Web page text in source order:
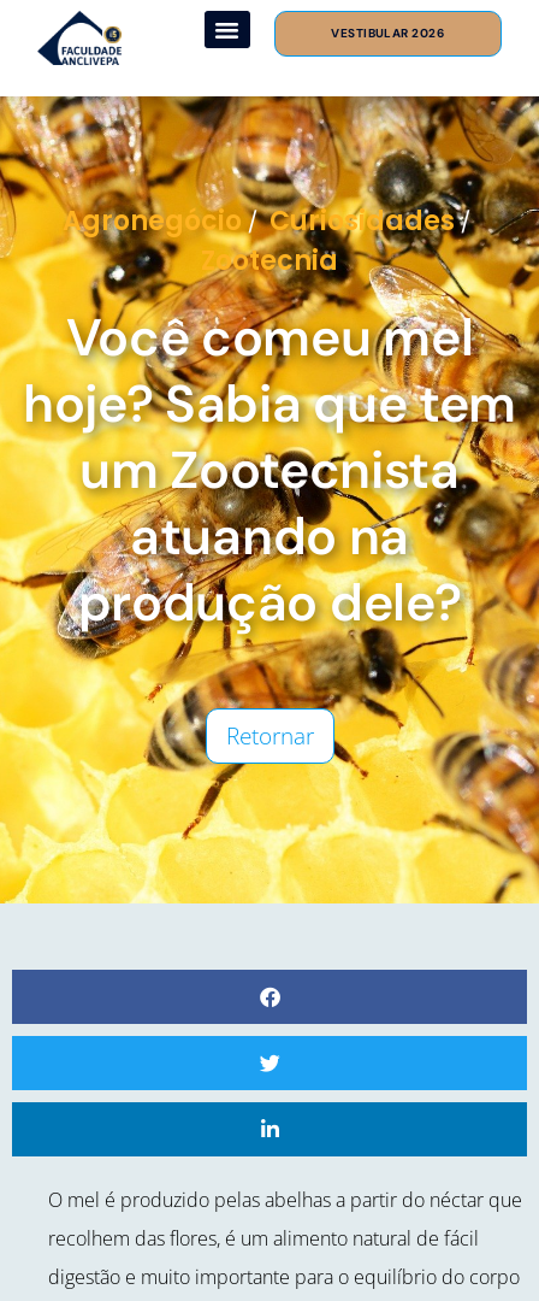
VESTIBULAR 2026
Agronegócio / Curiosidades/
Zootecnia
Você comeu mel
hoje? Sabia que tem
um Zootecnista
atuando na
produção dele?
Retornar
O mel é produzido pelas abelhas a partir do néctar que
recolhem das flores, é um alimento natural de fácil
digestão e muito importante para o equilíbrio do corpo